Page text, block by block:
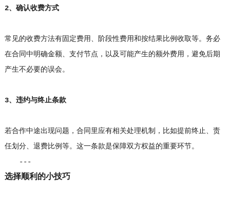
2、确认收费方式
常见的收费方法有固定费用、阶段性费用和按结果比例收取等。务必
在合同中明确金额、支付节点，以及可能产生的额外费用，避免后期
产生不必要的误会。
3、违约与终止条款
若合作中途出现问题，合同里应有相关处理机制，比如提前终止、责
任划分、退费比例等。这一条款是保障双方权益的重要环节。
---
选择顺利的小技巧